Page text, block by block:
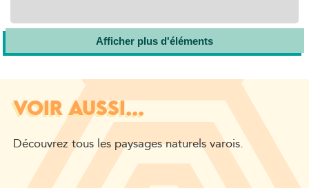
Afficher plus d'éléments
VOIR AUSSI...
Découvrez tous les paysages naturels varois.